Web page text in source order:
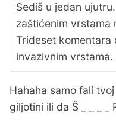
Sediš u jedan
zaštićenim vrstama
Trideset komentara
invazivnim vrstama.
Hahaha samo fali
giljotini ili da Š _ _ _ _